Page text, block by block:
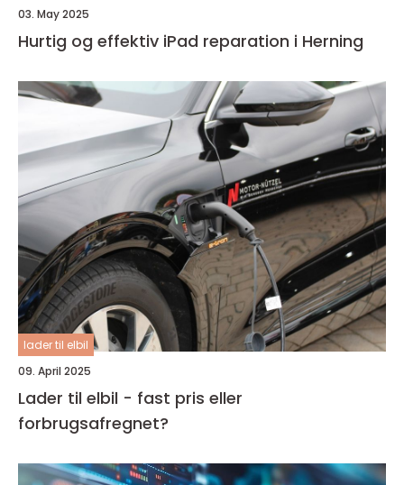
03. May 2025
Hurtig og effektiv iPad reparation i Herning
lader til elbil
09. April 2025
Lader til elbil - fast pris eller
forbrugsafregnet?